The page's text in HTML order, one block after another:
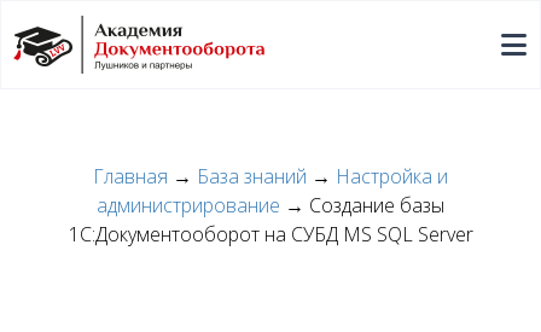
Главная → База знаний → Настройка и
администрирование → Создание базы
1С:Документооборот на СУБД MS SQL Server